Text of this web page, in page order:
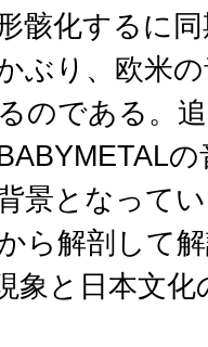
骸化するに
ぶり、欧米
のである。
景となって
ら解剖して
象と日本文